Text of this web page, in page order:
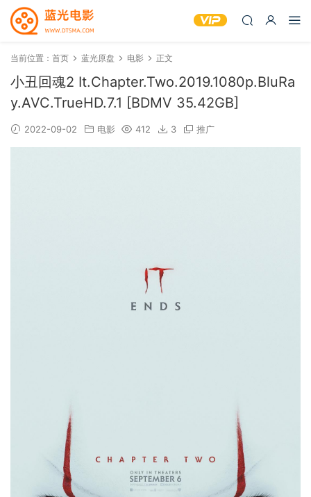
当前位置： 首页 蓝光原盘 电影 正文
小丑回魂2 It.Chapter.Two.2019.1080p.BluRa
y.AVC.TrueHD.7.1 [BDMV 35.42GB]
2022-09-02 电影 412 3 推广